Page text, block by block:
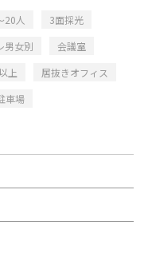
20人
3面採光
男女別
会議室
上
居抜きオフィス
車場